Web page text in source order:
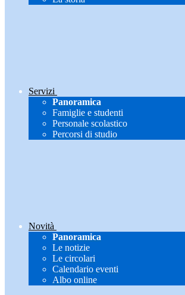
Servizi
Panoramica
Famiglie e studenti
Personale scolastico
Percorsi di studio
Novità
Panoramica
Le notizie
Le circolari
Calendario eventi
Albo online